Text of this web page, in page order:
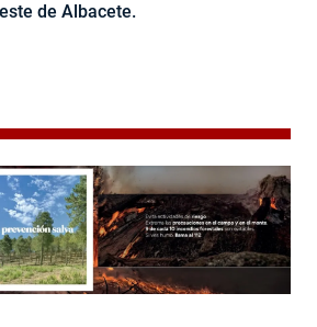
de Albacete.